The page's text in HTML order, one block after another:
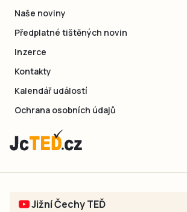
Naše noviny
Předplatné tištěných novin
Inzerce
Kontakty
Kalendář událostí
Ochrana osobních údajů
Jižní Čechy TEĎ